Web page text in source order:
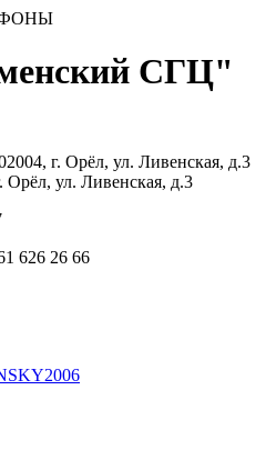
СГЦ"
г. Орёл, ул. Ливенская, д.3
Орёл, ул. Ливенская, д.3
626 26 66